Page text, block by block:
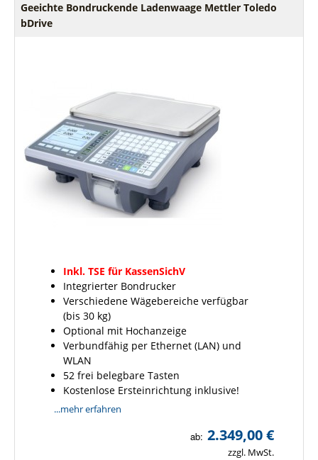
Geeichte Bondruckende Ladenwaage Mettler Toledo
bDrive
Inkl. TSE für KassenSichV
Integrierter Bondrucker
Verschiedene Wägebereiche verfügbar
(bis 30 kg)
Optional mit Hochanzeige
Verbundfähig per Ethernet (LAN) und
WLAN
52 frei belegbare Tasten
Kostenlose Ersteinrichtung inklusive!
...mehr erfahren
ab: 2.349,00 €
zzgl. MwSt.